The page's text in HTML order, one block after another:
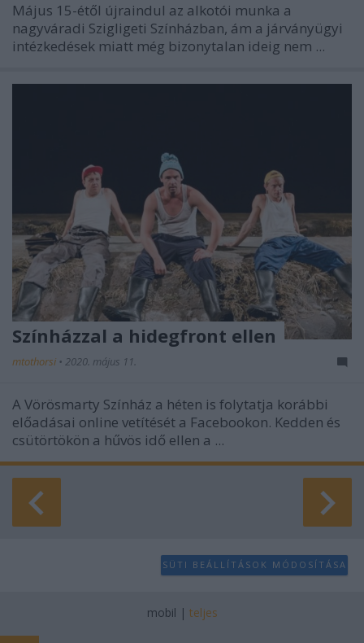
Május 15-étől újraindul az alkotói munka a
nagyváradi Szigligeti Színházban, ám a járványügyi
intézkedések miatt még bizonytalan ideig nem ...
Színházzal a hidegfront ellen
mtothorsi • 2020. május 11.
A Vörösmarty Színház a héten is folytatja korábbi
előadásai online vetítését a Facebookon. Kedden és
csütörtökön a hűvös idő ellen a ...
SÜTI BEÁLLÍTÁSOK MÓDOSÍTÁSA
mobil | teljes